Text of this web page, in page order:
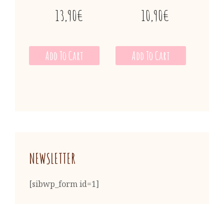
13,90€
Add To Cart
10,90€
Add To Cart
NEWSLETTER
[sibwp_form id=1]